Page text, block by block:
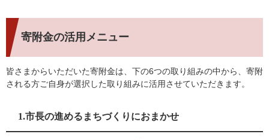
寄附金の活用メニュー
皆さまからいただいた寄附金は、下の6つの取り組みの中から、寄附
される方ご自身が選択した取り組みに活用させていただきます。
1.市長の進めるまちづくりにおまかせ